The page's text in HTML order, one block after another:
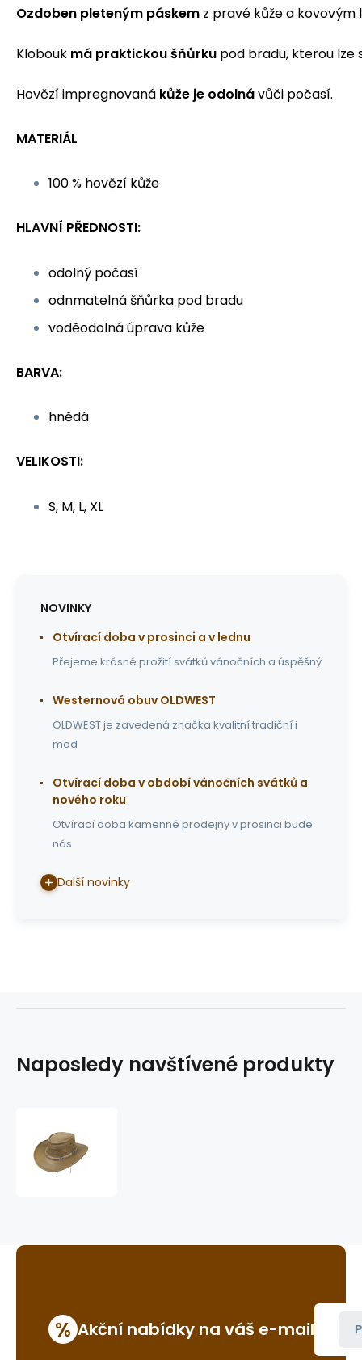
Ozdoben pleteným páskem z pravé kůže a kovovým
Klobouk má praktickou šňůrku pod bradu, kterou lze
Hovězí impregnovaná kůže je odolnávůči počasí.
MATERIÁL
100 % hovězí kůže
HLAVNÍ PŘEDNOSTI:
odolný počasí
odnmatelná šňůrka pod bradu
voděodolná úprava kůže
BARVA:
hnědá
VELIKOSTI:
S, M, L, XL
NOVINKY
Otvírací doba v prosinci a v lednu
Přejeme krásné prožití svátků vánočních a úspěšný
Westernová obuv OLDWEST
OLDWEST je zavedená značka kvalitní tradiční i
mod
Otvírací doba v období vánočních svátků a
nového roku
Otvírací doba kamenné prodejny v prosinci bude
nás
Další novinky
Naposledy navštívené produkty
% Akční nabídky na váš e-mail